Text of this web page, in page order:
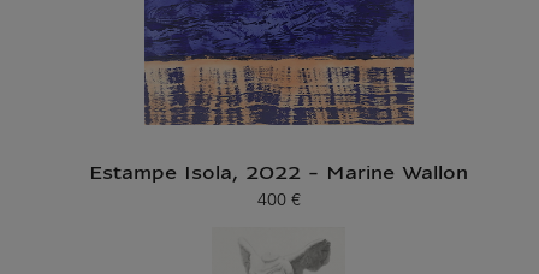
Estampe Isola, 2022 - Marine Wallon
Prix ​​actuel
400 €